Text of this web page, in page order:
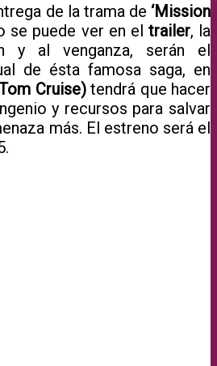
de la trama de ‘Mission
se puede ver en el trailer, la
y al venganza, serán el
de ésta famosa saga, en
Cruise)tendrá que hacer
y recursos para salvar
más. El estreno será el